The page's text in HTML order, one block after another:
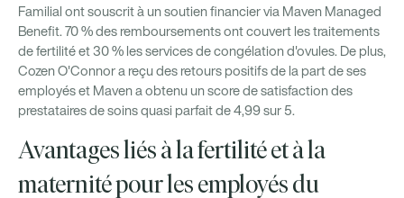
Familial ont souscrit à un soutien financier via Maven Managed
Benefit. 70 % des remboursements ont couvert les traitements
de fertilité et 30 % les services de congélation d'ovules. De plus,
Cozen O'Connor a reçu des retours positifs de la part de ses
employés et Maven a obtenu un score de satisfaction des
prestataires de soins quasi parfait de 4,99 sur 5.
Avantages liés à la fertilité et à la
maternité pour les employés du